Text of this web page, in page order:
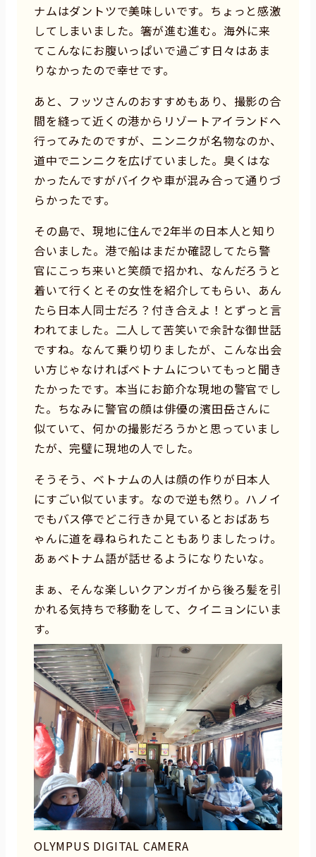
ナムはダントツで美味しいです。ちょっと感激
してしまいました。箸が進む進む。海外に来
てこんなにお腹いっぱいで過ごす日々はあま
りなかったので幸せです。
あと、フッツさんのおすすめもあり、撮影の合
間を縫って近くの港からリゾートアイランドへ
行ってみたのですが、ニンニクが名物なのか、
道中でニンニクを広げていました。臭くはな
かったんですがバイクや車が混み合って通りづ
らかったです。
その島で、現地に住んで2年半の日本人と知り
合いました。港で船はまだか確認してたら警
官にこっち来いと笑顔で招かれ、なんだろうと
着いて行くとその女性を紹介してもらい、あん
たら日本人同士だろ？付き合えよ！とずっと言
われてました。二人して苦笑いで余計な御世話
ですね。なんて乗り切りましたが、こんな出会
い方じゃなければベトナムについてもっと聞き
たかったです。本当にお節介な現地の警官でし
た。ちなみに警官の顔は俳優の濱田岳さんに
似ていて、何かの撮影だろうかと思っていまし
たが、完璧に現地の人でした。
そうそう、ベトナムの人は顔の作りが日本人
にすごい似ています。なので逆も然り。ハノイ
でもバス停でどこ行きか見ているとおばあち
ゃんに道を尋ねられたこともありましたっけ。
あぁベトナム語が話せるようになりたいな。
まぁ、そんな楽しいクアンガイから後ろ髪を引
かれる気持ちで移動をして、クイニョンにいま
す。
OLYMPUS DIGITAL CAMERA